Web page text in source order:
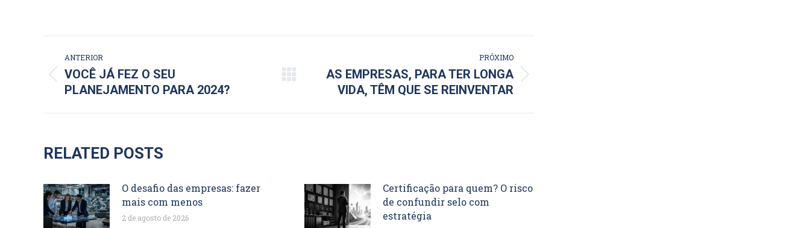
DE
POST:
ANTERIOR
Post
anterior:
VOCÊ JÁ FEZ O SEU
PLANEJAMENTO PARA 2024?
PRÓXIMO
Próximo
AS EMPRESAS, PARA TER LONGA
VIDA, TÊM QUE SE REINVENTAR
RELATED POSTS
O desafio das empresas: fazer
mais com menos
2 de agosto de 2026
Certificação para quem? O risco
de confundir selo com
estratégia